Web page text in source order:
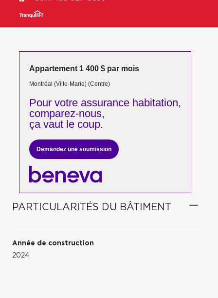
Appartement 1 400 $ par mois
Montréal (Ville-Marie) (Centre)
Pour votreassurance habitation,
comparez-nous,
ça vaut le coup.
Demandez une soumission
PARTICULARITÉS DU BÂTIMENT
Année de construction
2024